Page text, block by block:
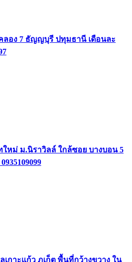
ลอง 7 ธัญญบุรี ปทุมธานี เดือนละ
ใหม่ ม.นิราวิลล์ ใกล้ซอย บางบอน 5
เกาะแก้ว ภูเก็ต พื้นที่กว้างขวาง ใน